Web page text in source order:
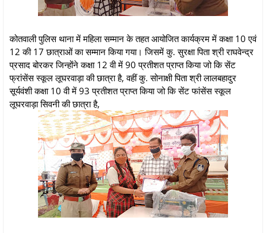
कोतवाली पुलिस थाना में महिला सम्मान के तहत आयोजित कार्यक्रम में कक्षा 10 एवं
12 की 17 छात्राओं का सम्मान किया गया। जिसमें कु. सुरक्षा पिता श्री राघवेन्द्र
प्रसाद बोरकर जिन्होंने कक्षा 12 वी में 90 प्रतीशत प्राप्त किया जो कि सेंट
फ्रांसेंस स्कूल लूघरवाड़ा की छात्रा है, वहीं कु. सोनाक्षी पिता श्री लालबहादुर
सूर्यवंशी कक्षा 10 वी में 93 प्रतीशत प्राप्त किया जो कि सेंट फांसेंस स्कूल
लूघरवाड़ा सिवनी की छात्रा है,